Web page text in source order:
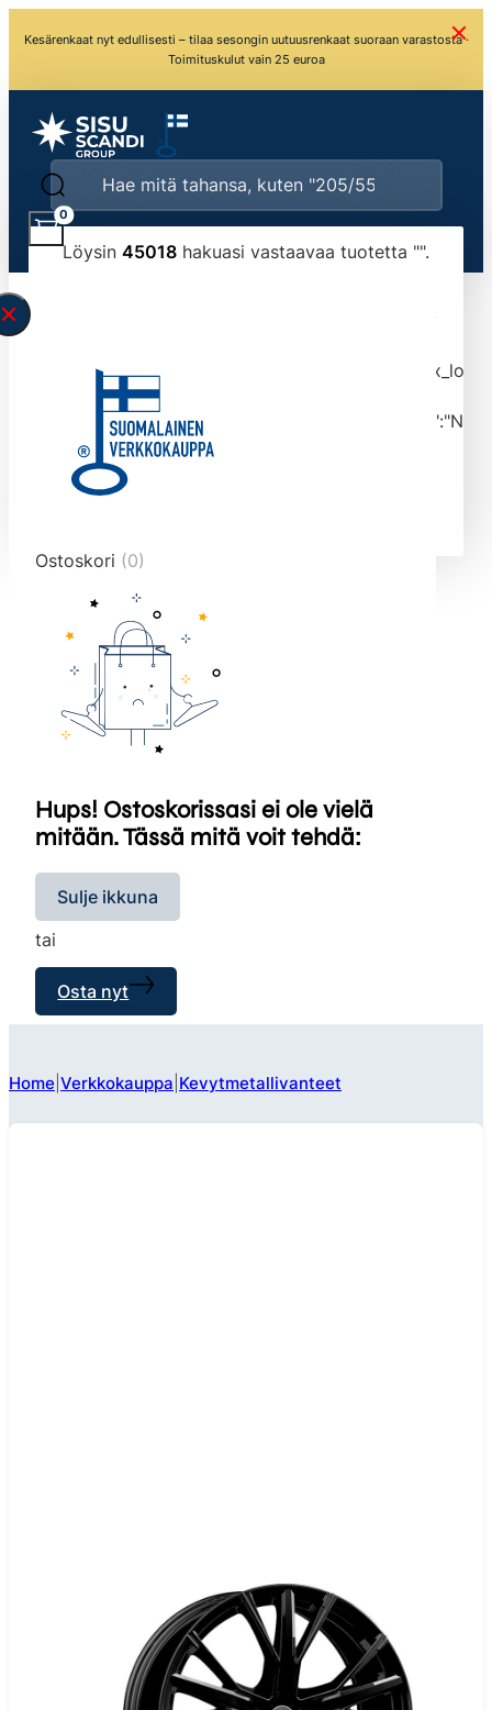
Kesärenkaat nyt edullisesti – tilaa sesongin uutuusrenkaat suoraan varastosta ·
Toimituskulut vain 25 euroa
Löysin 45018 hakuasi vastaavaa tuotetta "".
typed the search query correctly.<br>Currently
tmlmvi","meta_query":
data-original-query-vars="[]" data-page="1"
data-max-pages="4502" data-start="1" data-
end="10">
0
Ostoskori (0)
Hups! Ostoskorissasi ei ole vielä
mitään. Tässä mitä voit tehdä:
Sulje ikkuna
tai
Osta nyt
Home Verkkokauppa Kevytmetallivanteet